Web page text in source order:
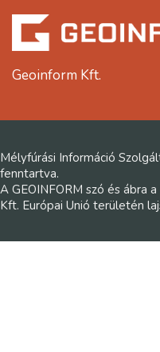
Geoinform Kft.
Mélyfúrási Információ
fenntartva.
A GEOINFORM szó és ábra
Kft. Európai Unió területén